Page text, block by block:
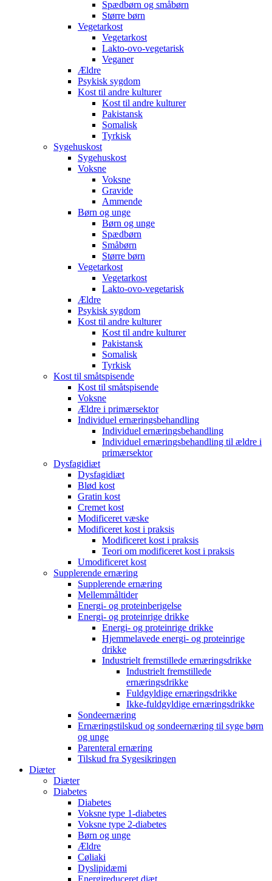
Spædbørn og småbørn
Større børn
Vegetarkost
Vegetarkost
Lakto-ovo-vegetarisk
Veganer
Ældre
Psykisk sygdom
Kost til andre kulturer
Kost til andre kulturer
Pakistansk
Somalisk
Tyrkisk
Sygehuskost
Sygehuskost
Voksne
Voksne
Gravide
Ammende
Børn og unge
Børn og unge
Spædbørn
Småbørn
Større børn
Vegetarkost
Vegetarkost
Lakto-ovo-vegetarisk
Ældre
Psykisk sygdom
Kost til andre kulturer
Kost til andre kulturer
Pakistansk
Somalisk
Tyrkisk
Kost til småtspisende
Kost til småtspisende
Voksne
Ældre i primærsektor
Individuel ernæringsbehandling
Individuel ernæringsbehandling
Individuel ernæringsbehandling til ældre i
primærsektor
Dysfagidiæt
Dysfagidiæt
Blød kost
Gratin kost
Cremet kost
Modificeret væske
Modificeret kost i praksis
Modificeret kost i praksis
Teori om modificeret kost i praksis
Umodificeret kost
Supplerende ernæring
Supplerende ernæring
Mellemmåltider
Energi- og proteinberigelse
Energi- og proteinrige drikke
Energi- og proteinrige drikke
Hjemmelavede energi- og proteinrige
drikke
Industrielt fremstillede ernæringsdrikke
Industrielt fremstillede
ernæringsdrikke
Fuldgyldige ernæringsdrikke
Ikke-fuldgyldige ernæringsdrikke
Sondeernæring
Ernæringstilskud og sondeernæring til syge børn
og unge
Parenteral ernæring
Tilskud fra Sygesikringen
Diæter
Diæter
Diabetes
Diabetes
Voksne type 1-diabetes
Voksne type 2-diabetes
Børn og unge
Ældre
Cøliaki
Dyslipidæmi
Energireduceret diæt